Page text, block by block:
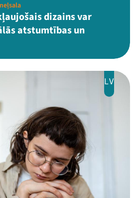
dizains var
atstumtības un
LV